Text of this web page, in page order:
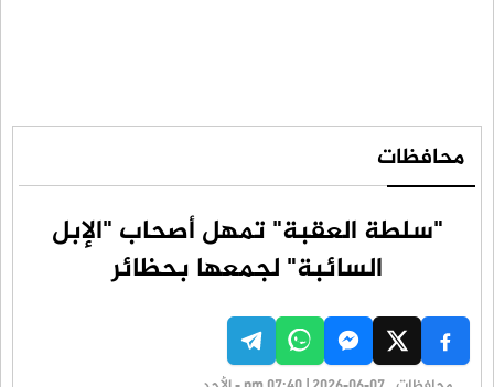
محافظات
"سلطة العقبة" تمهل أصحاب "الإبل
السائبة" لجمعها بحظائر